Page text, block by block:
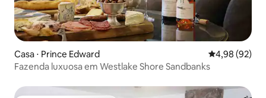
Casa ⋅ Prince Edward 4,98 de uma
4,98 (92)
Fazenda luxuosa em Westlake Shore Sandbanks